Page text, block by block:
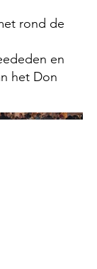
rond de
en
het Don